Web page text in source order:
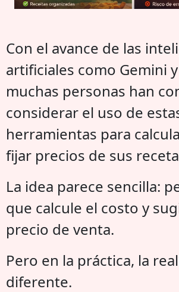
Con el avance de las
artificiales como Gemini y
muchas personas han
considerar el uso de
herramientas para
fijar precios de sus
La idea parece sencilla:
que calcule el costo y
precio de venta.
Pero en la práctica, la
diferente.